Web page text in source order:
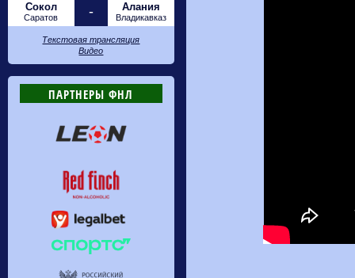
Сокол
Саратов - Алания
Владикавказ
Текстовая трансляция
Видео
ПАРТНЕРЫ ФНЛ